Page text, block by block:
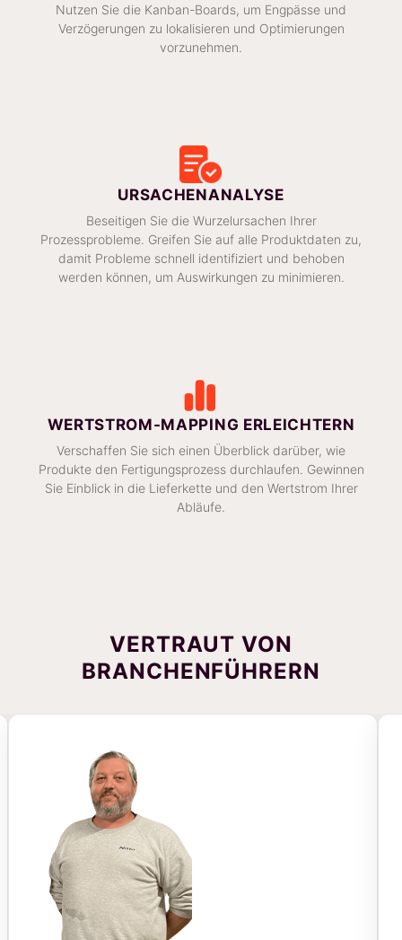
Nutzen Sie die Kanban-Boards, um Engpässe und
Verzögerungen zu lokalisieren und Optimierungen
vorzunehmen.
URSACHENANALYSE
Beseitigen Sie die Wurzelursachen Ihrer
Prozessprobleme. Greifen Sie auf alle Produktdaten zu,
damit Probleme schnell identifiziert und behoben
werden können, um Auswirkungen zu minimieren.
WERTSTROM-MAPPING ERLEICHTERN
Verschaffen Sie sich einen Überblick darüber, wie
Produkte den Fertigungsprozess durchlaufen. Gewinnen
Sie Einblick in die Lieferkette und den Wertstrom Ihrer
Abläufe.
VERTRAUT VON
BRANCHENFÜHRERN